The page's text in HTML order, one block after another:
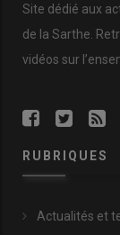
Site dédié aux
de la Sarthe.
vidéos sur
RUBRIQUES
Actualités et